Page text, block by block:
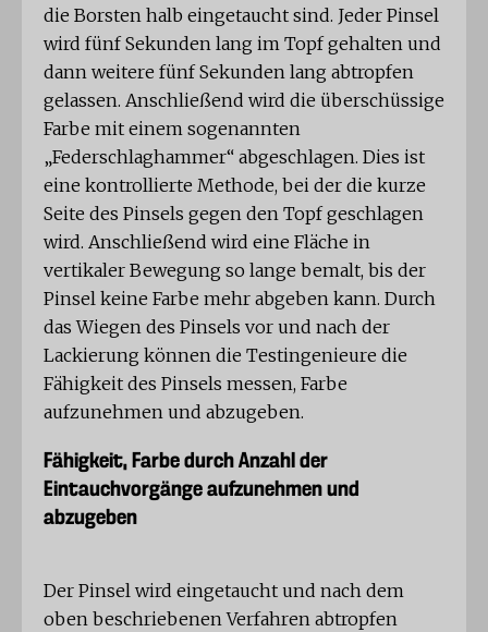
die Borsten halb eingetaucht sind. Jeder Pinsel
wird fünf Sekunden lang im Topf gehalten und
dann weitere fünf Sekunden lang abtropfen
gelassen. Anschließend wird die überschüssige
Farbe mit einem sogenannten
„Federschlaghammer“ abgeschlagen. Dies ist
eine kontrollierte Methode, bei der die kurze
Seite des Pinsels gegen den Topf geschlagen
wird. Anschließend wird eine Fläche in
vertikaler Bewegung so lange bemalt, bis der
Pinsel keine Farbe mehr abgeben kann. Durch
das Wiegen des Pinsels vor und nach der
Lackierung können die Testingenieure die
Fähigkeit des Pinsels messen, Farbe
aufzunehmen und abzugeben.
Fähigkeit, Farbe durch Anzahl der
Eintauchvorgänge aufzunehmen und
abzugeben
Der Pinsel wird eingetaucht und nach dem
oben beschriebenen Verfahren abtropfen